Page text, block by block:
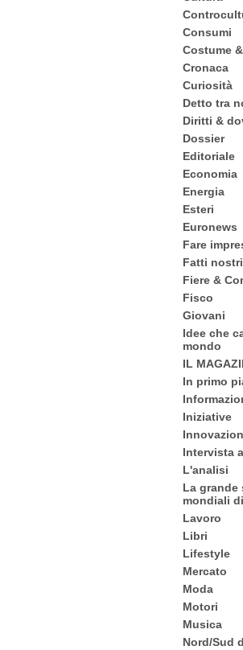
Consumi
Costume
Cronaca
Curiosità
Detto tra
Diritti &
Dossier
Editoriale
Economia
Energia
Esteri
Euronews
Fare
Fatti nostri
Fiere &
Fisco
Giovani
Idee che
mondo
IL
In primo
Iniziative
Intervista
L'analisi
La grande
mondiali
Lavoro
Libri
Lifestyle
Mercato
Moda
Motori
Musica
Nord/Sud